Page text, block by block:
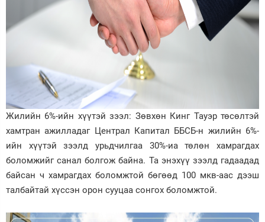
Жилийн 6%-ийн хүүтэй зээл: Зөвхөн Кинг Тауэр төсөлтэй
хамтран ажилладаг Централ Капитал ББСБ-н жилийн 6%-
ийн хүүтэй зээлд урьдчилгаа 30%-иа төлөн хамрагдах
боломжийг санал болгож байна. Та энэхүү зээлд гадаадад
байсан ч хамрагдах боломжтой бөгөөд 100 мкв-аас дээш
талбайтай хүссэн орон сууцаа сонгох боломжтой.